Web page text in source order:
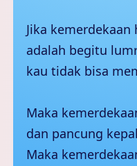
Jika
adalah begitu
kau tidak bisa
Maka
dan pancung
Maka